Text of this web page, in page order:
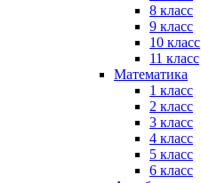
8 класс
9 класс
10 класс
11 класс
Математика
1 класс
2 класс
3 класс
4 класс
5 класс
6 класс